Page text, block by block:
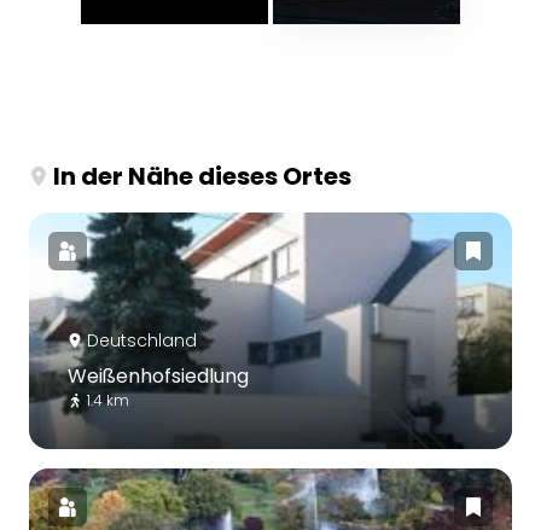
In der Nähe dieses Ortes
Deutschland
Weißenhofsiedlung
1.4 km